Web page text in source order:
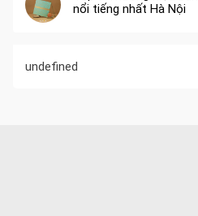
nổi tiếng nhất Hà Nội
undefined